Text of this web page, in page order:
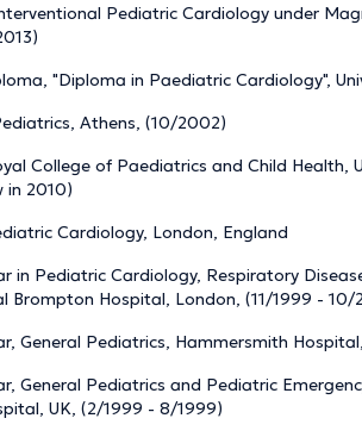
Pediatric Cardiology under
"Diploma in Paediatric Cardiology",
Athens, (10/2002)
College of Paediatrics and Child Health,
in 2010)
Cardiology, London, England
in Pediatric Cardiology, Respiratory
Brompton Hospital, London, (11/1999 -
General Pediatrics, Hammersmith
General Pediatrics and Pediatric
UK, (2/1999 - 8/1999)